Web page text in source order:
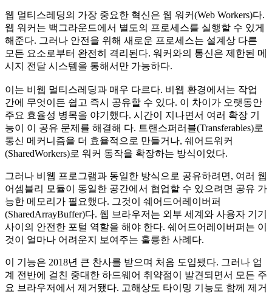
웹 멀티스레딩의 가장 중요한 혁신은 웹 워커(Web Workers)다.
웹 워커는 백그라운드에서 별도의 프로세스를 실행할 수 있게
해준다. 그러나 안전을 위해 새로운 프로세스는 설계상 다른
모든 요소로부터 완전히 격리된다. 워커와의 통신은 제한된 메
시지 전달 시스템을 통해서만 가능하다.
이는 비웹 멀티스레딩과 매우 다르다. 비웹 환경에서는 작업
간에 무엇이든 쉽고 즉시 공유할 수 있다. 이 차이가 오랫동안
주요 효율성 병목을 야기했다. 시간이 지나면서 여러 확장 기
능이 이 공유 문제를 해결해 다. 트랜스퍼러블(Transferables)로
통신 메커니즘을 더 효율적으로 만들거나, 쉐어드워커
(SharedWorkers)로 워커 동작을 확장하는 방식이었다.
그러나 비웹 프로그램과 동일한 방식으로 공유하려면, 여러 웹
어셈블리 모듈이 동일한 공간에서 협업할 수 있으려면 공유 가
능한 메모리가 필요했다. 그것이 쉐어드어레이버퍼
(SharedArrayBuffer)다. 웹 브라우저는 외부 세계와 사용자 기기
사이의 안전한 포털 역할을 해야 한다. 쉐어드어레이버퍼는 이
것이 얼마나 어려운지 보여주는 훌륭한 사례다.
이 기능은 2018년 큰 찬사를 받으며 처음 도입됐다. 그러나 업
계 전반에 걸친 중대한 하드웨어 취약점이 발견되면서 모든 주
요 브라우저에서 제거됐다. 고해상도 타이밍 기능도 함께 제거